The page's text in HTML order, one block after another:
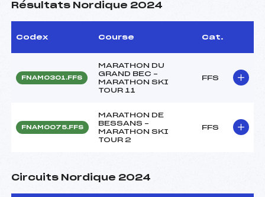
Résultats Nordique 2024
Codex Course Cat.
FNAM0301.FFS
MARATHON DU
GRAND BEC –
MARATHON SKI
TOUR 11
FFS
FNAM0075.FFS
MARATHON DE
BESSANS –
MARATHON SKI
TOUR 2
FFS
Circuits Nordique 2024